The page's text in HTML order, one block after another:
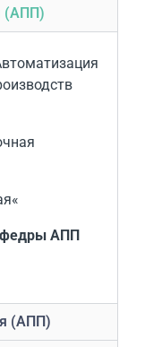
(АПП)
«
АПП
(АПП)